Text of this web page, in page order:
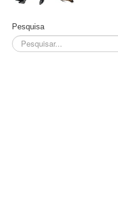
Pesquisa